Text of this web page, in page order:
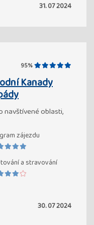
31. 07 2024
95%
Kanady
navštívené oblasti,
zájezdu
a stravování
30. 07 2024